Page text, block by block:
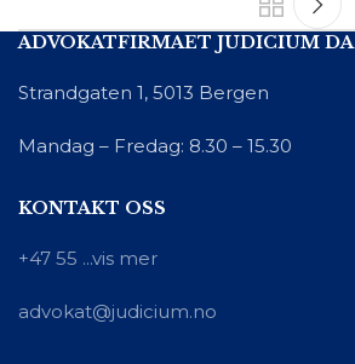
ADVOKATFIRMAET JUDICIUM DA
Strandgaten 1, 5013 Bergen
Mandag – Fredag: 8.30 – 15.30
KONTAKT OSS
+47 55 ...vis mer
advokat@judicium.no